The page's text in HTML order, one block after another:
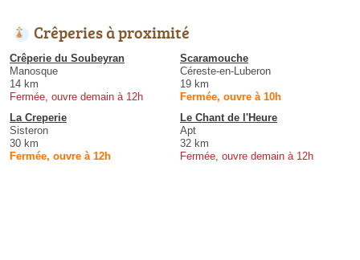
Crêperies à proximité
Crêperie du Soubeyran
Manosque
14 km
Fermée, ouvre demain à 12h
Scaramouche
Céreste-en-Luberon
19 km
Fermée, ouvre à 10h
La Creperie
Sisteron
30 km
Fermée, ouvre à 12h
Le Chant de l'Heure
Apt
32 km
Fermée, ouvre demain à 12h